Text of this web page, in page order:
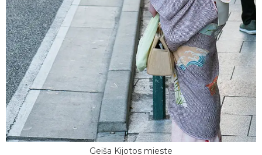
Geiša Kijotos mieste